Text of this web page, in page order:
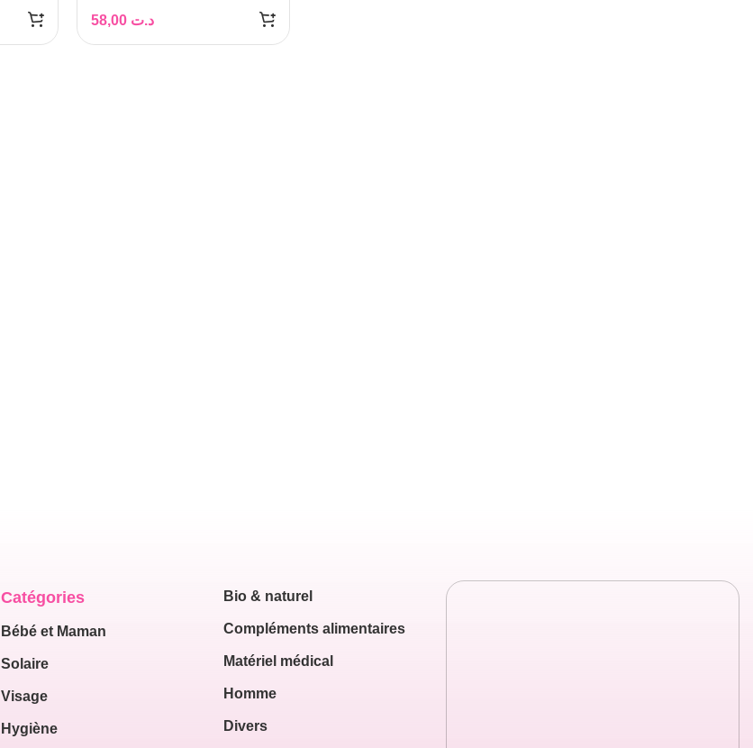
ORIENTAL 250ML
د.ت
Catégories
Bébé et Maman
Solaire
Visage
Hygiène
Bio & naturel
Compléments alimentaires
Matériel médical
Homme
Divers